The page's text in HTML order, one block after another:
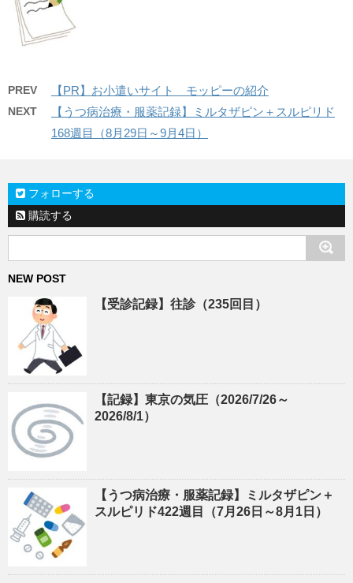
PREV 【PR】お小遣いサイト モッピーの紹介
NEXT
【うつ病治療・服薬記録】ミルタザピン＋スルピリド
168週目（8月29日～9月4日）
フォローする
購読する
NEW POST
【受診記録】往診（235回目）
【記録】東京の気圧（2026/7/26～
2026/8/1）
【うつ病治療・服薬記録】ミルタザピン＋
スルピリド422週目（7月26日～8月1日）